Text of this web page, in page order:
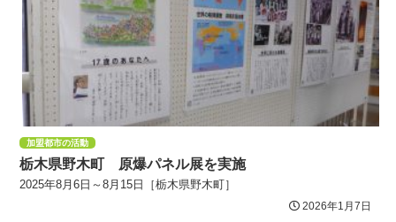
加盟都市の活動
栃木県野木町 原爆パネル展を実施
2025年8月6日～8月15日［栃木県野木町］
2026年1月7日